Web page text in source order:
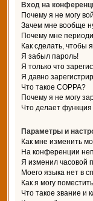
Вход на
Почему я не могу
Зачем мне вообще
Почему мне
Как сделать, чтобы
Я забыл пароль!
Я только что
Я давно
Что такое COPPA?
Почему я не могу
Что делает
Параметры и
Как мне изменить
На конференции
Я изменил часовой
Моего языка нет в
Как я могу
Что такое звание и